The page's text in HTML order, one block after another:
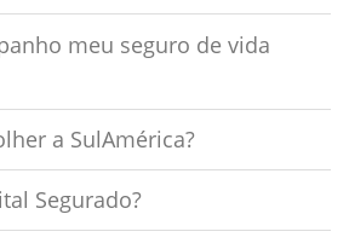
meu seguro de vida
a SulAmérica?
Segurado?